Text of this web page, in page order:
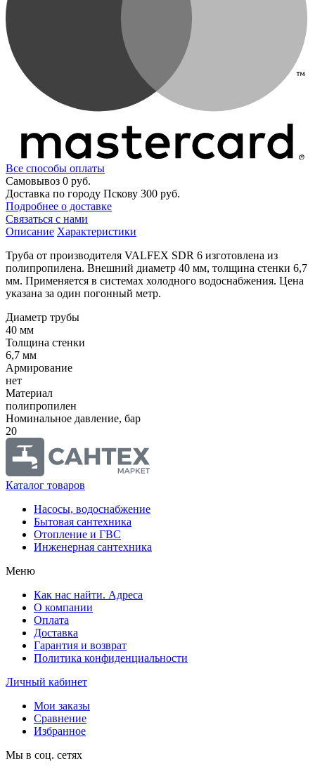
Все способы оплаты
Самовывоз 0 руб.
Доставка по городу Пскову 300 руб.
Подробнее о доставке
Связаться с нами
Описание Характеристики
Труба от производителя VALFEX SDR 6 изготовлена из
полипропилена. Внешний диаметр 40 мм, толщина стенки 6,7
мм. Применяется в системах холодного водоснабжения. Цена
указана за один погонный метр.
Диаметр трубы
40 мм
Толщина стенки
6,7 мм
Армирование
нет
Материал
полипропилен
Номинальное давление, бар
20
Каталог товаров
Насосы, водоснабжение
Бытовая сантехника
Отопление и ГВС
Инженерная сантехника
Меню
Как нас найти. Адреса
О компании
Оплата
Доставка
Гарантия и возврат
Политика конфиденциальности
Личный кабинет
Мои заказы
Сравнение
Избранное
Мы в соц. сетях